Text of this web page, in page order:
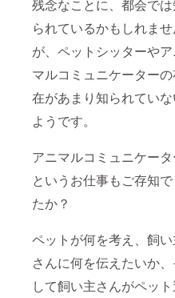
残念なことに、都会で
られているかもしれま
が、ペットシッターや
マルコミュニケーター
在があまり知られてい
ようです。
アニマルコミュニケー
というお仕事もご存知で
たか？
ペットが何を考え、飼
さんに何を伝えたいか
して飼い主さんがペッ